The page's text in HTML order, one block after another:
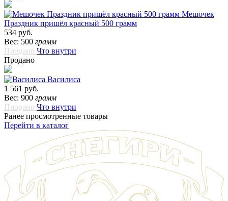
Мешочек
Праздник пришёл красный 500 грамм
534 руб.
Вес: 500 грамм
Продано Что внутри
Продано
Василиса
1 561 руб.
Вес: 900 грамм
Продано Что внутри
Ранее просмотренные товары
Перейти в каталог